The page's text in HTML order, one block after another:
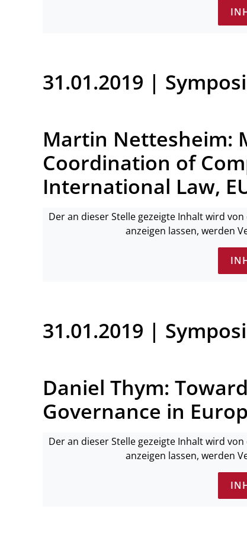
31.01.2019 |
Martin Nettesheim:
Coordination of
International Law,
Der an dieser Stelle gezeigte Inhalt wird
anzeigen lassen, werden
31.01.2019 |
Daniel Thym:
Governance in
Der an dieser Stelle gezeigte Inhalt wird
anzeigen lassen, werden